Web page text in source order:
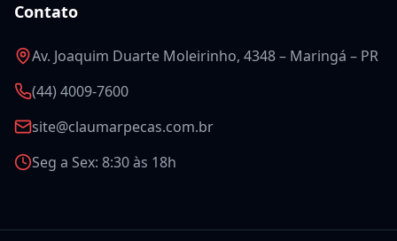
Contato
Av. Joaquim Duarte Moleirinho, 4348 – Maringá – PR
(44) 4009-7600
site@claumarpecas.com.br
Seg a Sex: 8:30 às 18h